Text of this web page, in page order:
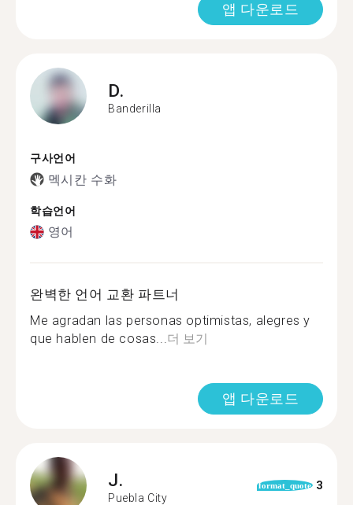
앱 다운로드
D.
Banderilla
구사언어
멕시칸 수화
학습언어
영어
완벽한 언어 교환 파트너
Me agradan las personas optimistas, alegres y
que hablen de cosas...더 보기
앱 다운로드
J.
Puebla City
format_quote 3